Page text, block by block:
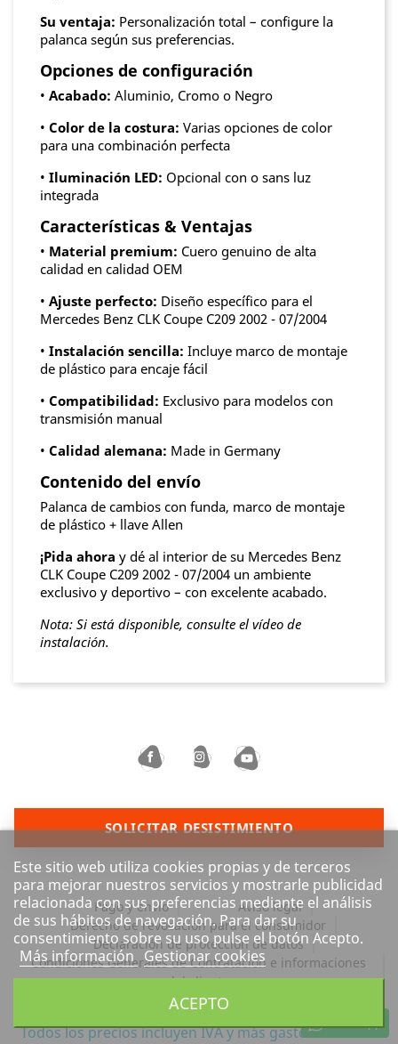
WhatsApp
Su ventaja: Personalización total – configure la
palanca según sus preferencias.
Opciones de configuración
• Acabado: Aluminio, Cromo o Negro
• Color de la costura: Varias opciones de color
para una combinación perfecta
• Iluminación LED: Opcional con o sans luz
integrada
Características & Ventajas
• Material premium: Cuero genuino de alta
calidad en calidad OEM
• Ajuste perfecto: Diseño específico para el
Mercedes Benz CLK Coupe C209 2002 - 07/2004
• Instalación sencilla: Incluye marco de montaje
de plástico para encaje fácil
• Compatibilidad: Exclusivo para modelos con
transmisión manual
• Calidad alemana: Made in Germany
Contenido del envío
Palanca de cambios con funda, marco de montaje
de plástico + llave Allen
¡Pida ahora y dé al interior de su Mercedes Benz
CLK Coupe C209 2002 - 07/2004 un ambiente
exclusivo y deportivo – con excelente acabado.
Nota: Si está disponible, consulte el vídeo de
instalación.
Este sitio web utiliza cookies propias y de terceros
para mejorar nuestros servicios y mostrarle publicidad
relacionada con sus preferencias mediante el análisis
de sus hábitos de navegación. Para dar su
consentimiento sobre su uso pulse el botón Acepto.
Más información Gestionar cookies
ACEPTO
SOLICITAR DESISTIMIENTO
Pago y envío
Aviso legal
Derecho de revocación para el consumidor
Declaración de protección de datos
Condiciones Generales de Contratación e informaciones
del cliente
Barrierefreiheit
Todos los precios incluyen IVA ymás gastos de envío.